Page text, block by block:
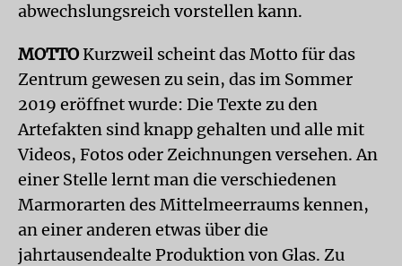
abwechslungsreich vorstellen kann.
MOTTOKurzweil scheint das Motto für das
Zentrum gewesen zu sein, das im Sommer
2019 eröffnet wurde: Die Texte zu den
Artefakten sind knapp gehalten und alle mit
Videos, Fotos oder Zeichnungen versehen. An
einer Stelle lernt man die verschiedenen
Marmorarten des Mittelmeerraums kennen,
an einer anderen etwas über die
jahrtausendealte Produktion von Glas. Zu